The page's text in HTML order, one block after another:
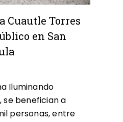
Cuautle Torres
en San
Iluminando
se benefician a
personas, entre